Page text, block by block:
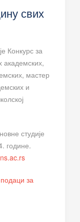
свих
Конкурс за
академских,
мастер
и
студије
године.
за